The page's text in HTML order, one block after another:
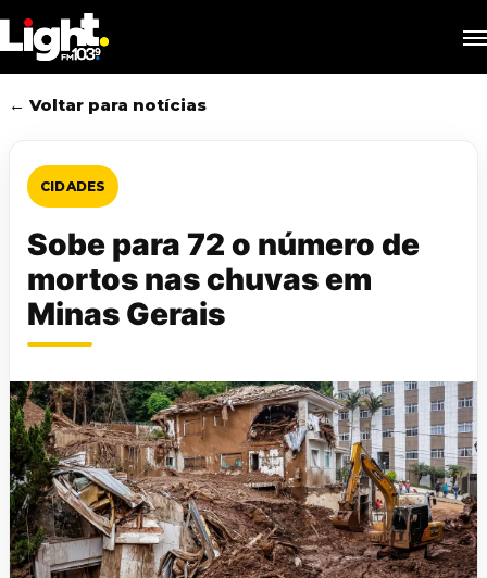
to
main
content
← Voltar para notícias
CIDADES
Sobe para 72 o número de
mortos nas chuvas em
Minas Gerais